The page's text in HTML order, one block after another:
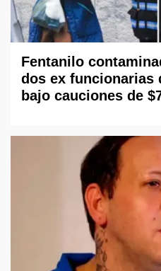
Fentanilo
dos ex funcionarias
bajo cauciones de